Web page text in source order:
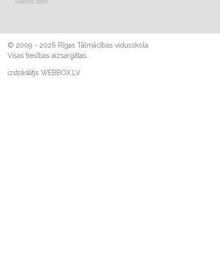
© 2009 - 2026 Rīgas Tālmācības vidusskola
Visas tiesības aizsargātas.
izstrādātjs WEBBOX.LV